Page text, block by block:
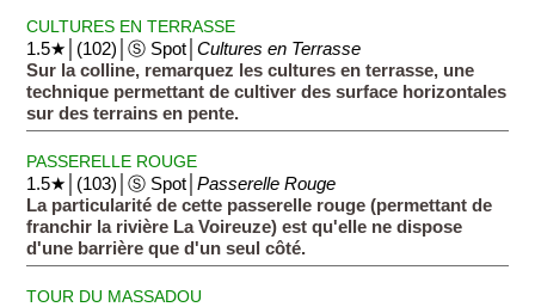
CULTURES EN TERRASSE
1.5★│(102)│Ⓢ Spot│Cultures en Terrasse
Sur la colline, remarquez les cultures en terrasse, une
technique permettant de cultiver des surface horizontales
sur des terrains en pente.
PASSERELLE ROUGE
1.5★│(103)│Ⓢ Spot│Passerelle Rouge
La particularité de cette passerelle rouge (permettant de
franchir la rivière La Voireuze) est qu'elle ne dispose
d'une barrière que d'un seul côté.
TOUR DU MASSADOU